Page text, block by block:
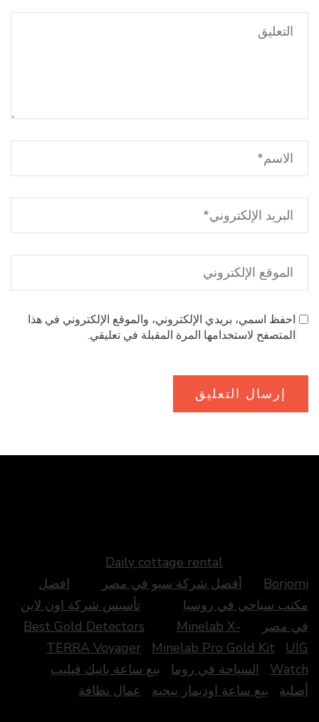
احفظ اسمي، بريدي الإلكتروني، والموقع الإلكتروني في هذا
المتصفح لاستخدامها المرة المقبلة في تعليقي.
Daily cottage rental
Borjomi
أفضل شركة سيو في مصر
افضل
مكتب سياحي في روسيا
تأسيس شركة اون لاين
في مصر
Best Gold Detectors
Minelab X-
TERRA Voyager
Minelab Pro Gold Kit
UIG
Watch
السياحة في روما
بيع ساعة باتيك فيليب
أصلية
بيع ساعة اوديمار بيجيه عمال نظافة